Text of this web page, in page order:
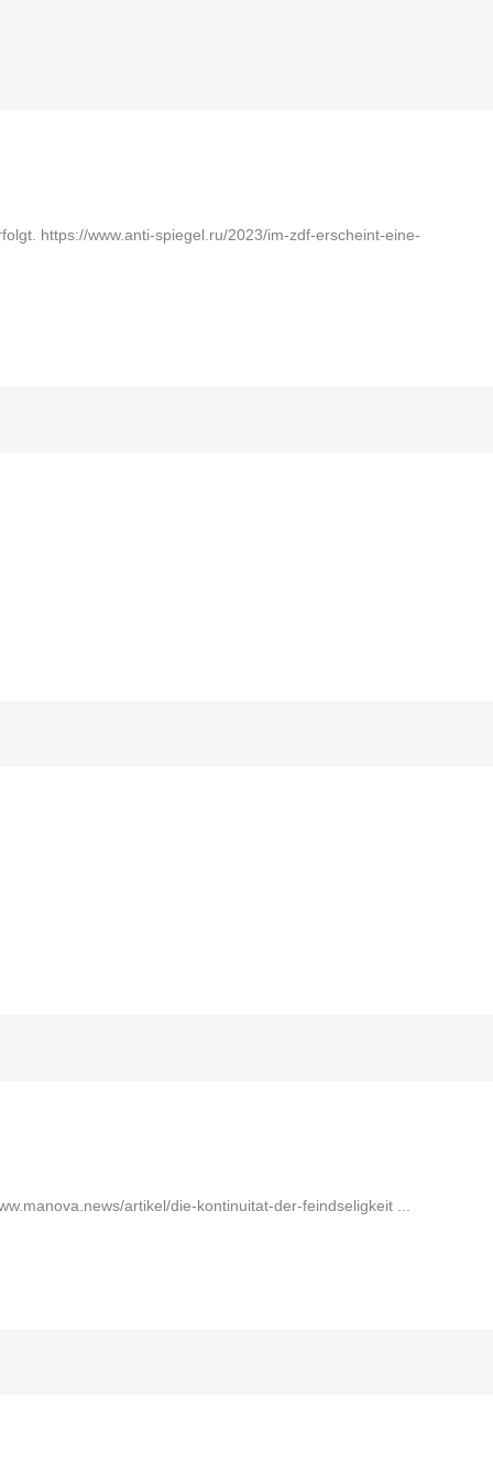
https://www.anti-spiegel.ru/2023/im-zdf-erscheint-eine-
artikel/die-kontinuitat-der-feindseligkeit ...